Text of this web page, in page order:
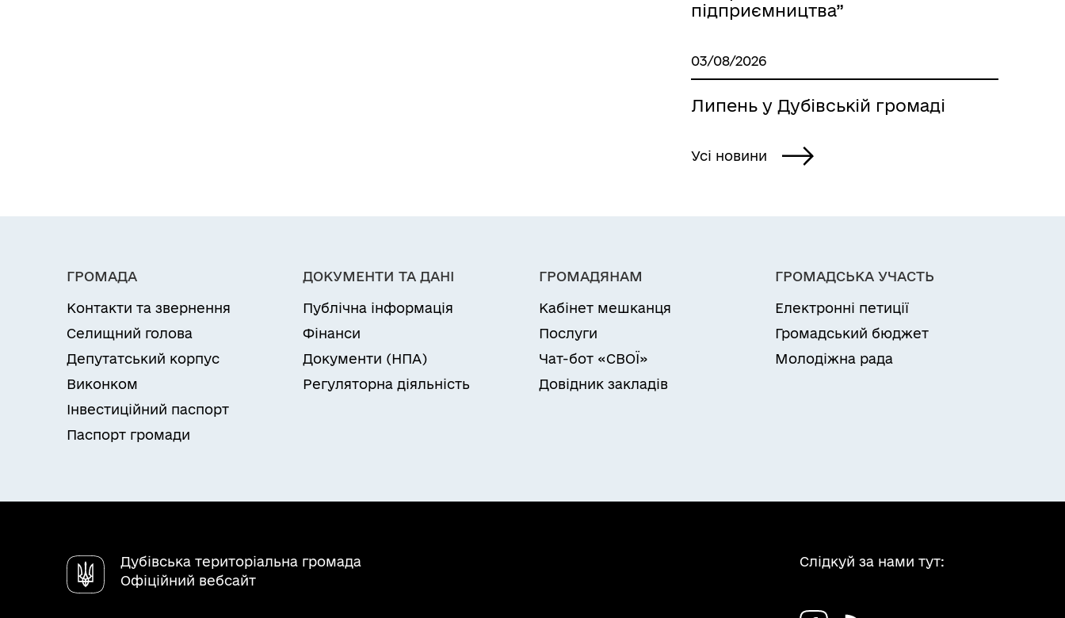
підприємництва”
03/08/2026
Липень у Дубівській громаді
Усі новини
ГРОМАДА
Контакти та звернення
Селищний голова
Депутатський корпус
Виконком
Інвестиційний паспорт
Паспорт громади
ДОКУМЕНТИ ТА ДАНІ
Публічна інформація
Фінанси
Документи (НПА)
Регуляторна діяльність
ГРОМАДЯНАМ
Кабінет мешканця
Послуги
Чат-бот «СВОЇ»
Довідник закладів
ГРОМАДСЬКА УЧАСТЬ
Електронні петиції
Громадський бюджет
Молодіжна рада
Дубівська територіальна громада
Офіційний вебсайт
Слідкуй за нами тут: